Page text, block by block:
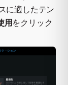
に適したテン
用をクリック